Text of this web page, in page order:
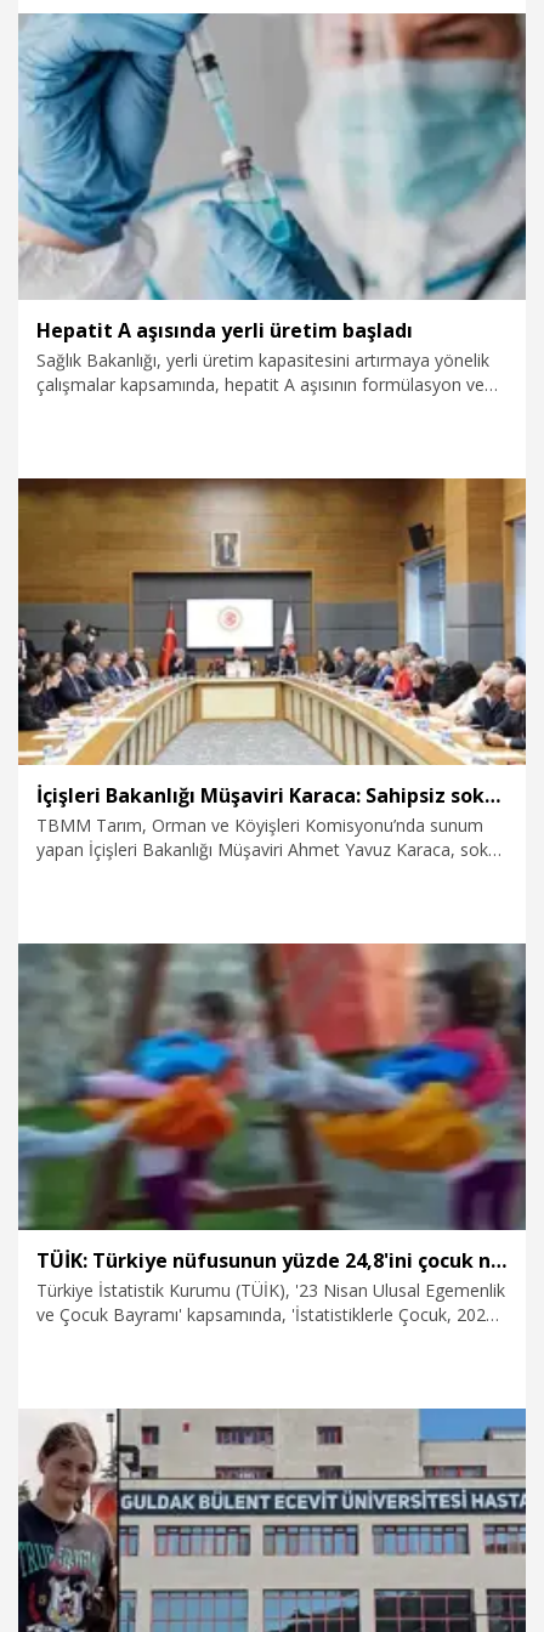
olduğunda ya da rahatsızlık olmadan rutin tetkiklerini
üniversite hastanesine gitmeden, şehir hastanesine
gitmeden onu en iyi tanıyan, onu en iyi bilen aile
hekimlerimize gidebilecekleri aile sağlığı merkezleri oluşsun
istiyoruz" dedi.
4.05.2026 Gündem
Hepatit A aşısında yerli üretim başladı
Sağlık Bakanlığı, yerli üretim kapasitesini artırmaya yönelik
çalışmalar kapsamında, hepatit A aşısının formülasyon ve
Sağlık-Yaşam
İçişleri Bakanlığı Müşaviri Karaca: Sahipsiz sokak hayvanlarının yüzde 78'i toplandı
TBMM Tarım, Orman ve Köyişleri Komisyonu’nda sunum
yapan İçişleri Bakanlığı Müşaviri Ahmet Yavuz Karaca, sokak
hedef sayıya ulaşılacak. Ülke genelindeki sahipsiz sokak
hayvanlarının yüzde 78'i toplandı" dedi.
22.04.2026 Politika
TÜİK: Türkiye nüfusunun yüzde 24,8'ini çocuk nüfus oluşturdu
Türkiye İstatistik Kurumu (TÜİK), '23 Nisan Ulusal Egemenlik
ve Çocuk Bayramı' kapsamında, 'İstatistiklerle Çocuk, 2025'
20.04.2026 Gündem